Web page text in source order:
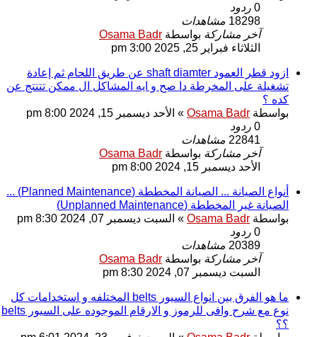
0 ردود
18298 مشاهدات
آخر مشاركة بواسطة Osama Badr
الثلاثاء فبراير 25, 2025 3:00 pm
ازود قطر العمود shaft diamter عن طريق اللحام ثم إعادة
تشغيلة على المخرطة دا صح و ايه المشاكل ال ممكن تتنتج عن
كده ؟
بواسطة Osama Badr
» الأحد ديسمبر 15, 2024 8:00 pm
0 ردود
22841 مشاهدات
آخر مشاركة بواسطة Osama Badr
الأحد ديسمبر 15, 2024 8:00 pm
أنواع الصيانة ... الصيانة المخططة (Planned Maintenance) ...
الصيانة غير المخططة (Unplanned Maintenance)
بواسطة Osama Badr
» السبت ديسمبر 07, 2024 8:30 pm
0 ردود
20389 مشاهدات
آخر مشاركة بواسطة Osama Badr
السبت ديسمبر 07, 2024 8:30 pm
ما هو الفرق بين انواع السيور belts المختلفه و استخدامات كل
نوع مع شرح وافى للرموز و الارقام الموجوده على السيور belts
؟؟